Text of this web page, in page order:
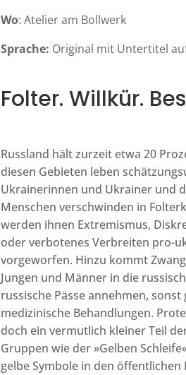
Wo: Atelier am Bollwerk
Sprache: Original mit Untertitel
Folter. Willkür.
Russland hält zurzeit etwa 20
diesen Gebieten leben
Ukrainerinnen und Ukrainer und
Menschen verschwinden in
werden ihnen Extremismus,
oder verbotenes Verbreiten pro-
vorgeworfen. Hinzu kommt
Jungen und Männer in die
russische Pässe annehmen,
medizinische Behandlungen.
doch ein vermutlich kleiner Teil
Gruppen wie der »Gelben
gelbe Symbole in den